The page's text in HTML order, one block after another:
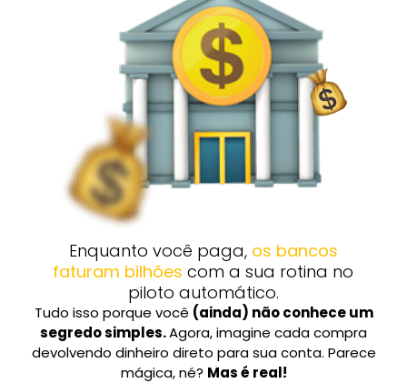
Enquanto você paga, os bancos
faturam bilhões com a sua rotina no
piloto automático.
Tudo isso porque você (ainda) não conhece um
segredo simples.Agora, imagine cada compra
devolvendo dinheiro direto para sua conta. Parece
mágica, né? Mas é real!